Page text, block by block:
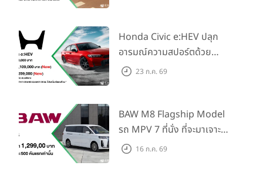
Honda Civic e:HEV ปลุก
อารมณ์ความสปอร์ตด้วย
Honda S+ Shift ครั้งแรกใน
Traffic Monitor เพียงจอง
ภายใน 31 ก.ค. 2569 รับบัตร
น้ำมันมูลค่า 10,000 บาท
23 ก.ค. 69
BAW M8 Flagship Model
รถ MPV 7 ที่นั่ง ที่จะมาเจาะ
ตลาดครอบครัวและองค์กรยุค
16 ก.ค. 69